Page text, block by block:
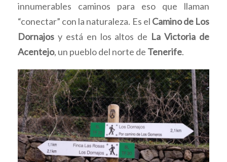
innumerables caminos para eso que llaman
“conectar” con la naturaleza. Es el Camino de Los
Dornajos y está en los altos de La Victoria de
Acentejo, un pueblo del norte de Tenerife.